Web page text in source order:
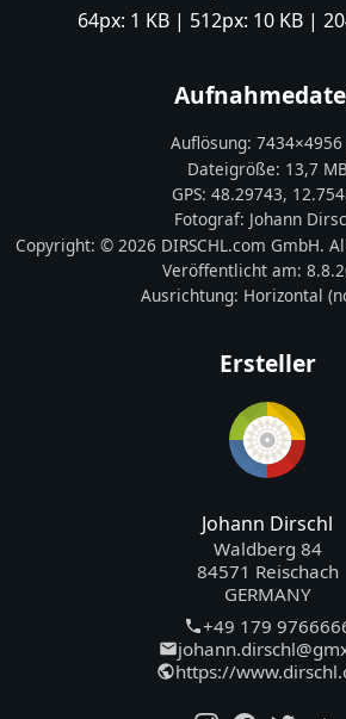
64px: 1 KB| 512px: 10 KB|
Auflösung: 7434×4956
Dateigröße: 13,7 MB
GPS: 48.29743,
Fotograf: Johann
Copyright: © 2026 DIRSCHL.com GmbH.
Veröffentlicht am:
Ausrichtung: Horizontal
Ersteller
Johann Dirschl
Waldberg 84
84571 Reischach
GERMANY
+49 179
https://